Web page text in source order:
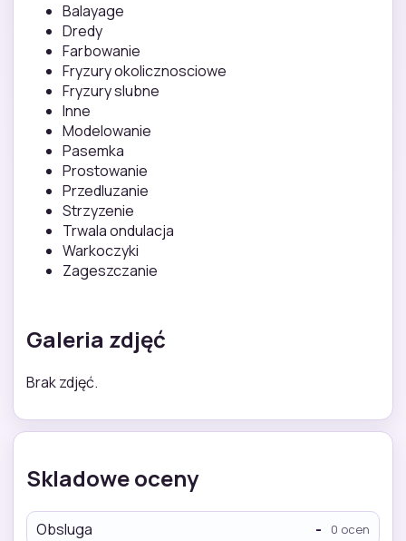
Balayage
Dredy
Farbowanie
Fryzury okolicznosciowe
Fryzury slubne
Inne
Modelowanie
Pasemka
Prostowanie
Przedluzanie
Strzyzenie
Trwala ondulacja
Warkoczyki
Zageszczanie
Galeria zdjęć
Brak zdjęć.
Skladowe oceny
Obsluga - 0 ocen